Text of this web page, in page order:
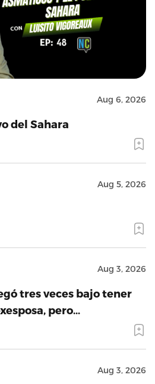
Aug 6, 2026
del Sahara
Aug 5, 2026
Aug 3, 2026
tres veces bajo tener
pero…
Aug 3, 2026